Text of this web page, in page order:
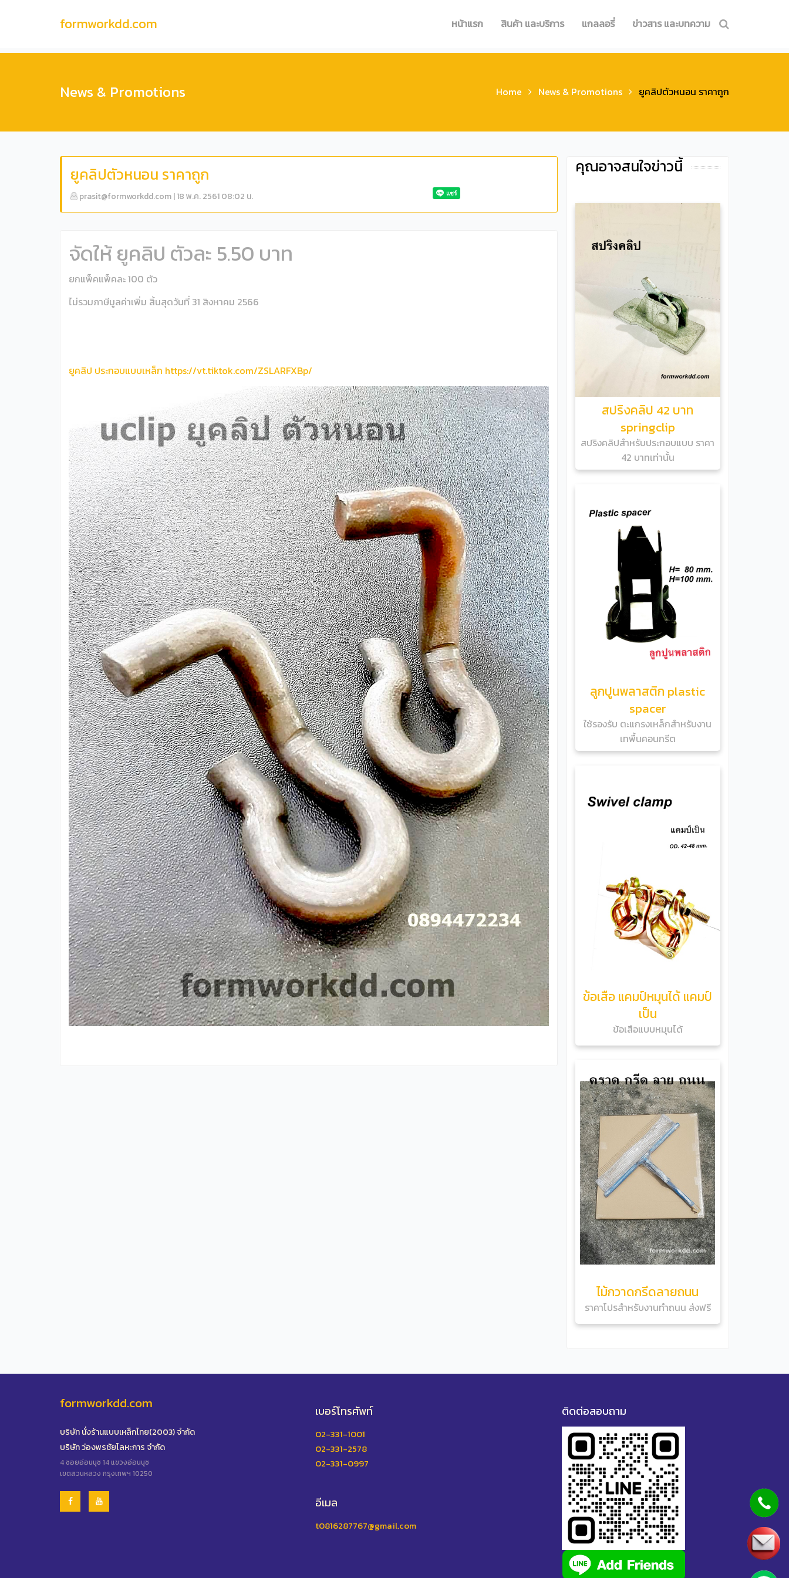
formworkdd.com หน้าแรก สินค้า และบริการ แกลลอรี่ ข่าวสาร และบทความ
News & Promotions Home News & Promotions ยูคลิปตัวหนอน ราคาถูก
ยูคลิปตัวหนอน ราคาถูก
prasit@formworkdd.com|18 พ.ค. 2561 08:02 น.
จัดให้ ยูคลิป ตัวละ 5.50 บาท
ยกแพ็คแพ็คละ 100 ตัว
ไม่รวมภาษีมูลค่าเพิ่ม สิ้นสุดวันที่ 31 สิงหาคม 2566
ยูคลิป ประกอบแบบเหล็ก https://vt.tiktok.com/ZSLARFXBp/
คุณอาจสนใจข่าวนี้
สปริงคลิป 42 บาท
springclip
สปริงคลิปสำหรับประกอบแบบ ราคา
42 บาทเท่านั้น
ลูกปูนพลาสติก plastic
spacer
ใช้รองรับ ตะแกรงเหล็กสำหรับงาน
เทพื้นคอนกรีต
ข้อเสือ แคมป์หมุนได้ แคมป์
เป็น
ข้อเสือแบบหมุนได้
ไม้กวาดกรีดลายถนน
ราคาโปรสำหรับงานทำถนน ส่งฟรี
formworkdd.com
บริษัท นั่งร้านแบบเหล็กไทย(2003) จำกัด
บริษัท ว่องพรชัยโลหะการ จำกัด
4 ซอยอ่อนนุช 14 แขวงอ่อนนุช
เขตสวนหลวง กรุงเทพฯ 10250
เบอร์โทรศัพท์
02-331-1001
02-331-2578
02-331-0997
อีเมล
t0816287767@gmail.com
ติดต่อสอบถาม